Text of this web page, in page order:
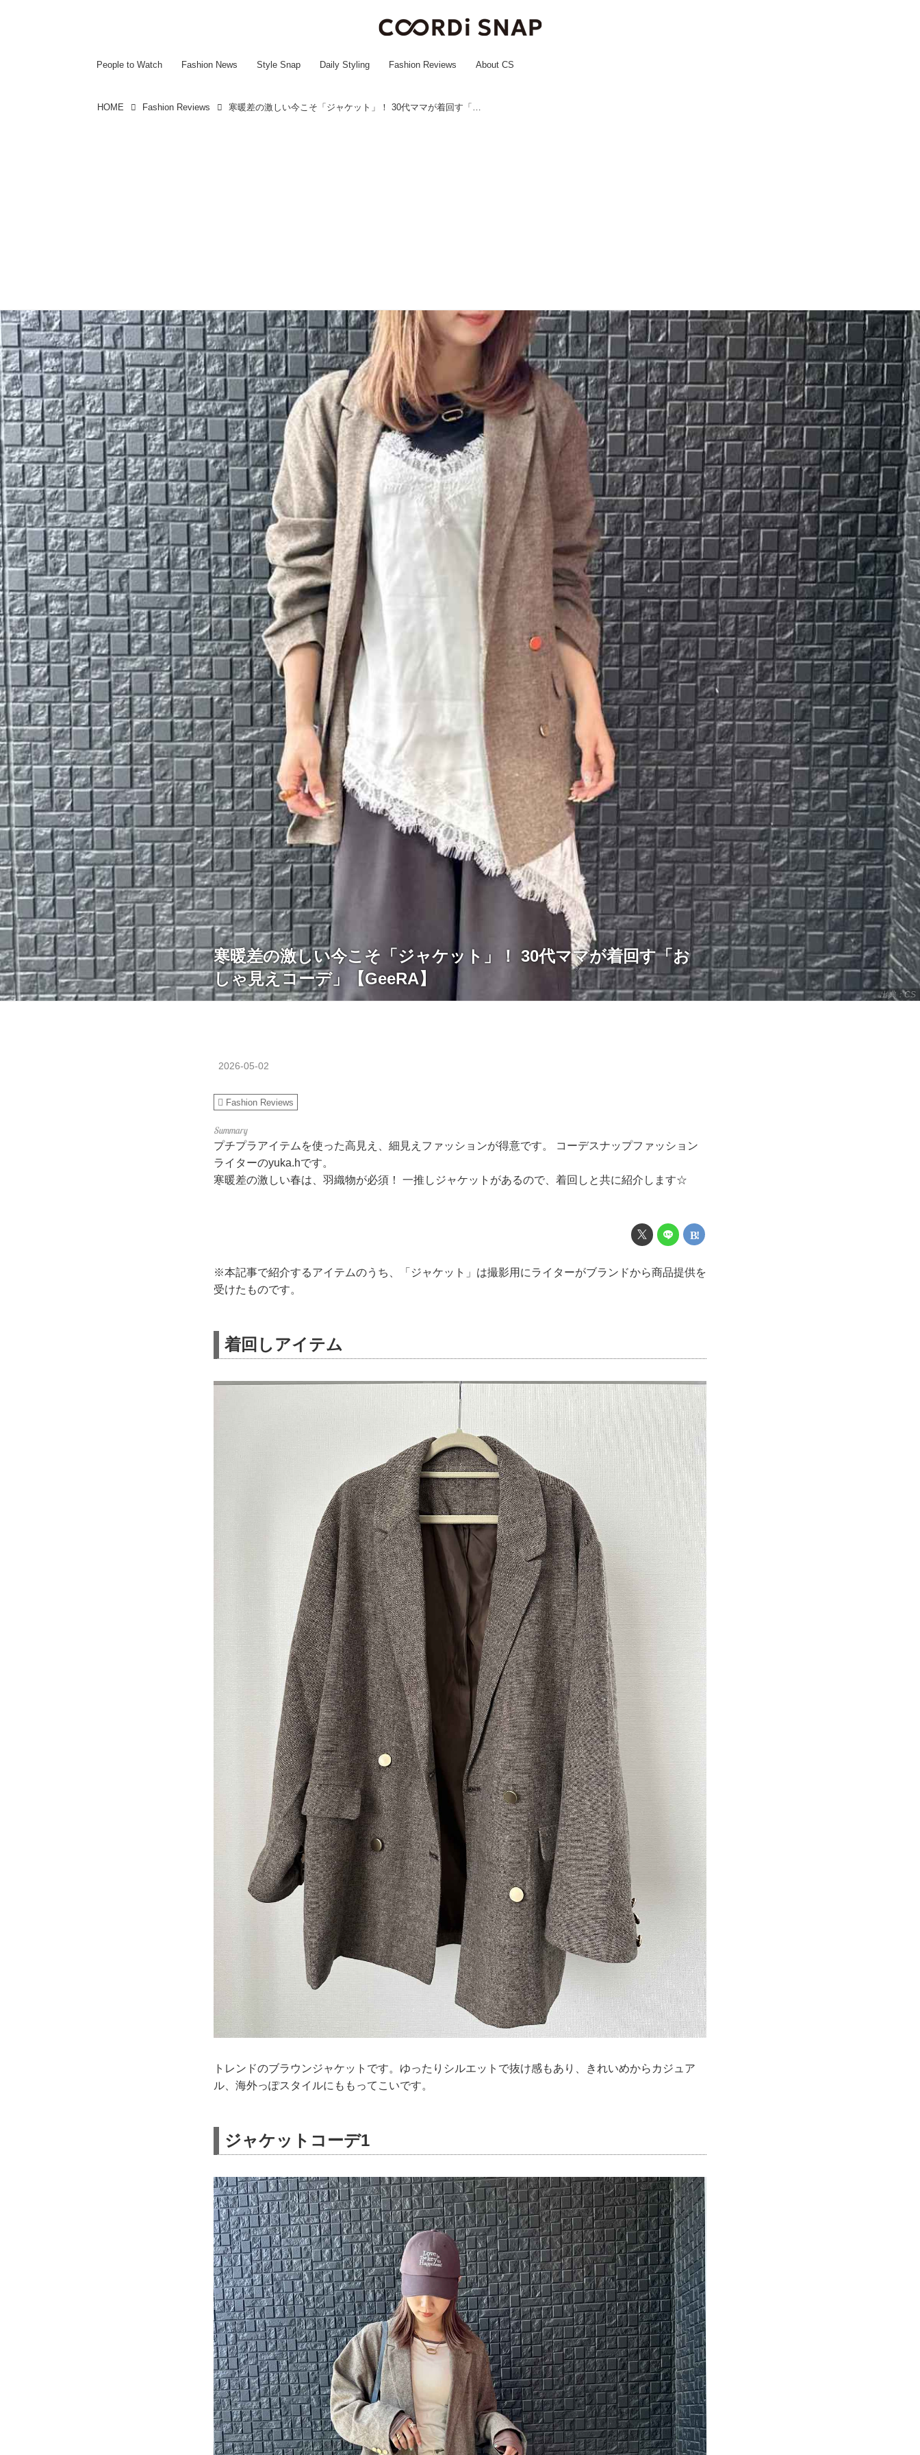
People to Watch Fashion News Style Snap Daily Styling Fashion Reviews About CS
HOME Fashion Reviews 寒暖差の激しい今こそ「ジャケット」！ 30代ママが着回す「おしゃ見えコーデ」【GeeRA】
出典：CS
寒暖差の激しい今こそ「ジャケット」！ 30代ママが着回す「お
しゃ見えコーデ」【GeeRA】
2026-05-02
Fashion Reviews
プチプラアイテムを使った高見え、細見えファッションが得意です。 コーデスナップファッション
ライターのyuka.hです。
寒暖差の激しい春は、羽織物が必須！ 一推しジャケットがあるので、着回しと共に紹介します☆
※本記事で紹介するアイテムのうち、「ジャケット」は撮影用にライターがブランドから商品提供を
受けたものです。
着回しアイテム
トレンドのブラウンジャケットです。ゆったりシルエットで抜け感もあり、きれいめからカジュア
ル、海外っぽスタイルにももってこいです。
ジャケットコーデ1